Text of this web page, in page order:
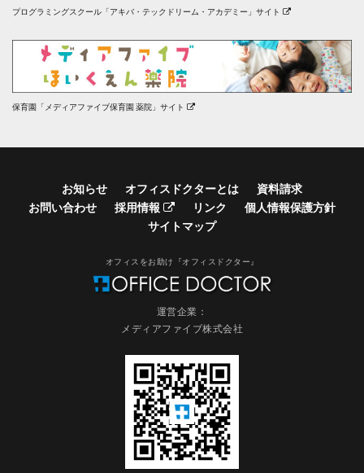
プログラミングスクール「アキバ・テックドリーム・アカデミー」サイト
保育園「メディアファイブ保育園 薬院」サイト
お知らせ オフィスドクターとは
資料請求
お問い合わせ
採用情報 リンク
個人情報保護方針
サイトマップ
オフィスをお助け『オフィスドクター』
運営企業：
メディアファイブ株式会社